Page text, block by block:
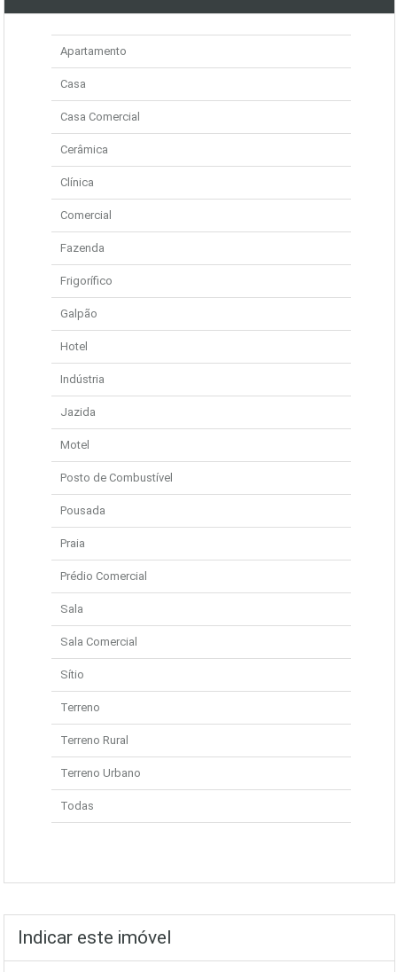
Apartamento
Casa
Casa Comercial
Cerâmica
Clínica
Comercial
Fazenda
Frigorífico
Galpão
Hotel
Indústria
Jazida
Motel
Posto de Combustível
Pousada
Praia
Prédio Comercial
Sala
Sala Comercial
Sítio
Terreno
Terreno Rural
Terreno Urbano
Todas
Indicar este imóvel